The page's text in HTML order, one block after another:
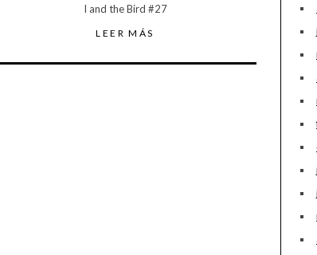
I and the Bird #27
LEER MÁS